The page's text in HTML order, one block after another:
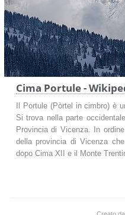
Cima Portule -
Il Portule (Pòrtel in cimbro) è
Si trova nella parte
Provincia di Vicenza. In
della provincia di Vicenza
dopo Cima XII e il Monte